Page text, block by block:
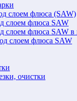
слоем флюса (SAW)
слоем флюса SAW
слоем флюса SAW в
слоем флюса SAW
очистки